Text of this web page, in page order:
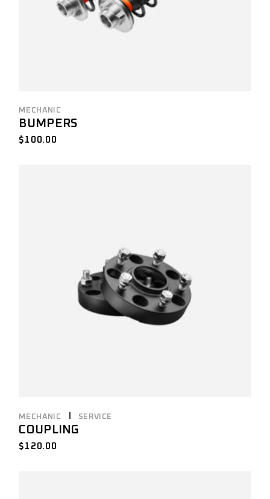
MECHANIC
BUMPERS
$ 100.00
MECHANIC SERVICE
COUPLING
$ 120.00